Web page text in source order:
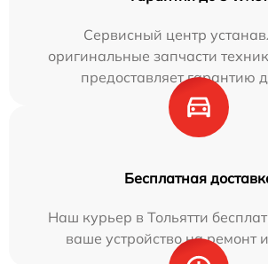
Сервисный центр
оригинальные запчасти
предоставляет гарантию
Бесплатная
Наш курьер в Тольятти
ваше устройство на ремонт